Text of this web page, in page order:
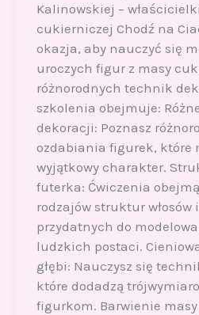
Kalinowskiej –
cukierniczej Chodź na
okazja, aby nauczyć się
uroczych figur z masy
różnorodnych technik
szkolenia obejmuje:
dekoracji: Poznasz
ozdabiania figurek, które
wyjątkowy charakter.
futerka: Ćwiczenia
rodzajów struktur włosów
przydatnych do
ludzkich postaci.
głębi: Nauczysz się
które dodadzą
figurkom. Barwienie